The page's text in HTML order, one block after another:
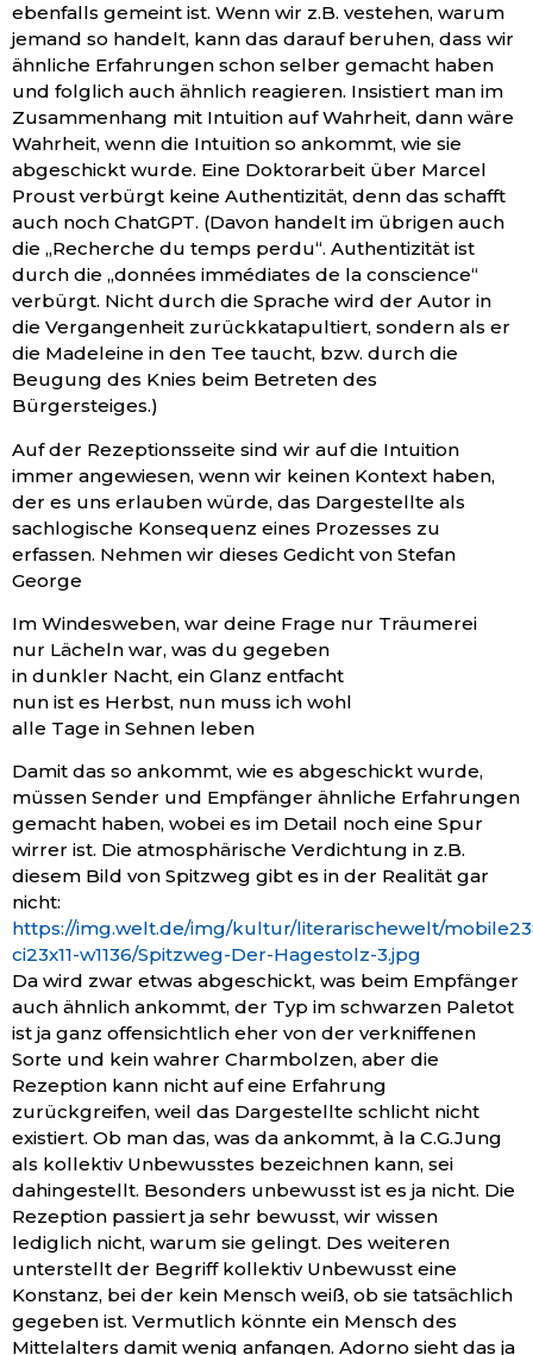
ebenfalls gemeint ist. Wenn wir z.B. vestehen, warum
jemand so handelt, kann das darauf beruhen, dass wir
ähnliche Erfahrungen schon selber gemacht haben
und folglich auch ähnlich reagieren. Insistiert man im
Zusammenhang mit Intuition auf Wahrheit, dann wäre
Wahrheit, wenn die Intuition so ankommt, wie sie
abgeschickt wurde. Eine Doktorarbeit über Marcel
Proust verbürgt keine Authentizität, denn das schafft
auch noch ChatGPT. (Davon handelt im übrigen auch
die „Recherche du temps perdu“. Authentizität ist
durch die „données immédiates de la conscience“
verbürgt. Nicht durch die Sprache wird der Autor in
die Vergangenheit zurückkatapultiert, sondern als er
die Madeleine in den Tee taucht, bzw. durch die
Beugung des Knies beim Betreten des
Bürgersteiges.)
Auf der Rezeptionsseite sind wir auf die Intuition
immer angewiesen, wenn wir keinen Kontext haben,
der es uns erlauben würde, das Dargestellte als
sachlogische Konsequenz eines Prozesses zu
erfassen. Nehmen wir dieses Gedicht von Stefan
George
Im Windesweben, war deine Frage nur Träumerei
nur Lächeln war, was du gegeben
in dunkler Nacht, ein Glanz entfacht
nun ist es Herbst, nun muss ich wohl
alle Tage in Sehnen leben
Damit das so ankommt, wie es abgeschickt wurde,
müssen Sender und Empfänger ähnliche Erfahrungen
gemacht haben, wobei es im Detail noch eine Spur
wirrer ist. Die atmosphärische Verdichtung in z.B.
diesem Bild von Spitzweg gibt es in der Realität gar
nicht:
https://img.welt.de/img/kultur/literarischewelt/
ci23x11-w1136/Spitzweg-Der-Hagestolz-3.jpg
Da wird zwar etwas abgeschickt, was beim Empfänger
auch ähnlich ankommt, der Typ im schwarzen Paletot
ist ja ganz offensichtlich eher von der verkniffenen
Sorte und kein wahrer Charmbolzen, aber die
Rezeption kann nicht auf eine Erfahrung
zurückgreifen, weil das Dargestellte schlicht nicht
existiert. Ob man das, was da ankommt, à la C.G.Jung
als kollektiv Unbewusstes bezeichnen kann, sei
dahingestellt. Besonders unbewusst ist es ja nicht. Die
Rezeption passiert ja sehr bewusst, wir wissen
lediglich nicht, warum sie gelingt. Des weiteren
unterstellt der Begriff kollektiv Unbewusst eine
Konstanz, bei der kein Mensch weiß, ob sie tatsächlich
gegeben ist. Vermutlich könnte ein Mensch des
Mittelalters damit wenig anfangen. Adorno sieht das ja